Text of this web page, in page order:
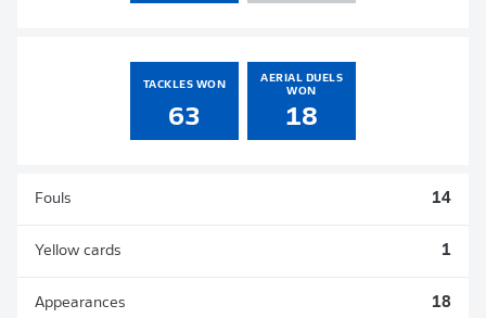
TACKLES WON
63
AERIAL DUELS
WON
18
Fouls 14
Yellow cards 1
Appearances 18